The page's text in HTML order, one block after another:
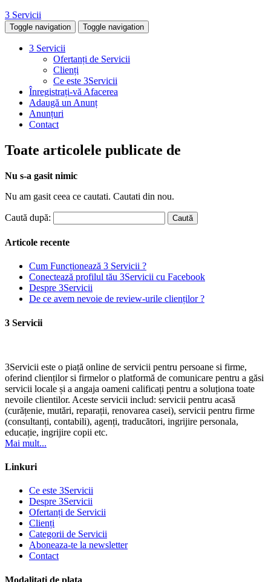
3 Servicii
Toggle navigation Toggle navigation
3 Servicii
Ofertanți de Servicii
Clienți
Ce este 3Servicii
Înregistrați-vă Afacerea
Adaugă un Anunț
Anunțuri
Contact
Toate articolele publicate de
Nu s-a gasit nimic
Nu am gasit ceea ce cautati. Cautati din nou.
Caută după:
Articole recente
Cum Funcționează 3 Servicii ?
Conectează profilul tău 3Servicii cu Facebook
Despre 3Servicii
De ce avem nevoie de review-urile clienților ?
3 Servicii
3Servicii este o piață online de servicii pentru persoane si firme,
oferind clienților si firmelor o platformă de comunicare pentru a găsi
servicii locale și a angaja oameni calificați pentru a soluționa toate
nevoile clientilor. Aceste servicii includ: servicii pentru acasă
(curățenie, mutări, reparații, renovarea casei), servicii pentru firme
(consultanți, contabili), agenți, traducători, ingrijire personala,
educație, ingrijire copii etc.
Mai mult...
Linkuri
Ce este 3Servicii
Despre 3Servicii
Ofertanți de Servicii
Clienți
Categorii de Servicii
Aboneaza-te la newsletter
Contact
Modalitati de plata